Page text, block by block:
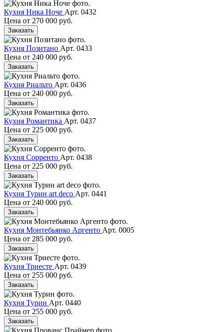
Кухня Ника Ноче Арт. 0432
Цена от 270 000 руб.
Заказать
Кухня Позитано Арт. 0433
Цена от 240 000 руб.
Заказать
Кухня Риальто Арт. 0436
Цена от 240 000 руб.
Заказать
Кухня Романтика Арт. 0437
Цена от 225 000 руб.
Заказать
Кухня Сорренто Арт. 0438
Цена от 225 000 руб.
Заказать
Кухня Турин art deco Арт. 0441
Цена от 240 000 руб.
Заказать
Кухня Монтебьянко Аргенто Арт. 0005
Цена от 285 000 руб.
Заказать
Кухня Триесте Арт. 0439
Цена от 255 000 руб.
Заказать
Кухня Турин Арт. 0440
Цена от 255 000 руб.
Заказать